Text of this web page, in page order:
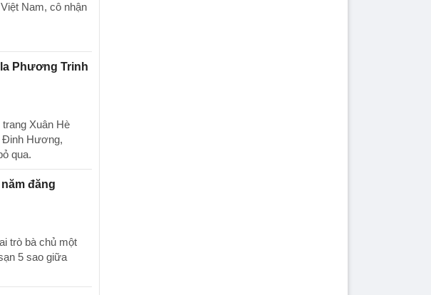
Nam, cô nhận
Phương Trinh
Xuân Hè
Đinh Hương,
qua.
đăng
trò bà chủ một
5 sao giữa